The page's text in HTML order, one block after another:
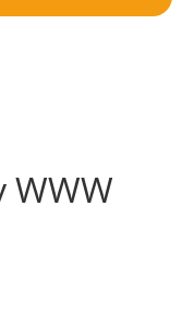
WWW